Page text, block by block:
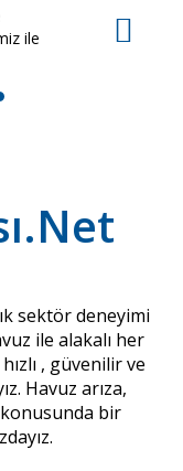
ile
sektör deneyimi
ile alakalı her
, güvenilir ve
Havuz arıza,
konusunda bir